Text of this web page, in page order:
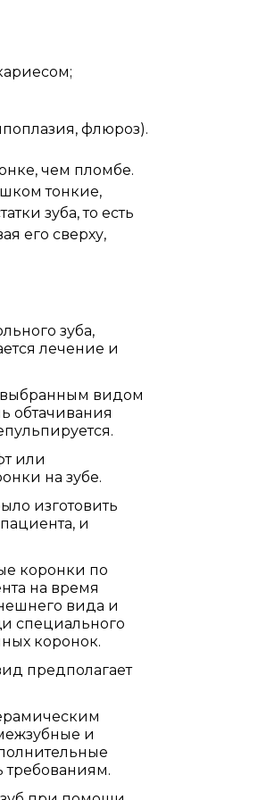
флюроз).
чем пломбе.
тонкие,
зуба, то есть
его сверху,
зуба,
лечение и
выбранным видом
обтачивания
или
на зубе.
изготовить
и
коронки по
на время
вида и
специального
коронок.
предполагает
и
требованиям.